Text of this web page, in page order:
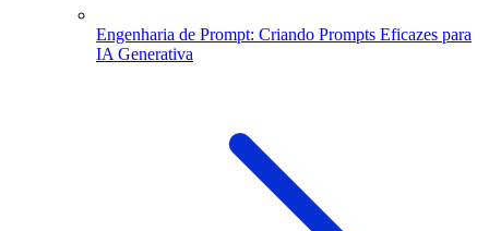
Engenharia de Prompt: Criando Prompts Eficazes para
IA Generativa